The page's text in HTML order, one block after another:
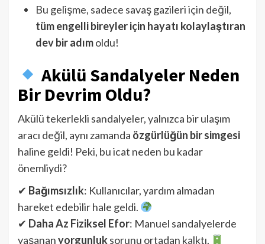
Bu gelişme, sadece savaş gazileri için değil,
tüm engelli bireyler için hayatı kolaylaştıran
dev bir adımoldu!
Akülü Sandalyeler Neden
Bir Devrim Oldu?
Akülü tekerlekli sandalyeler, yalnızca bir ulaşım
aracı değil, aynı zamanda özgürlüğün bir simgesi
haline geldi! Peki, bu icat neden bu kadar
önemliydi?
✔ Bağımsızlık: Kullanıcılar, yardım almadan
hareket edebilir hale geldi.
✔ Daha Az Fiziksel Efor: Manuel sandalyelerde
yaşananyorgunluksorunu ortadan kalktı.